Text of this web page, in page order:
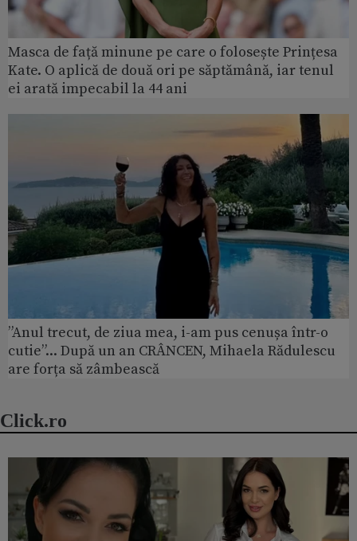
Masca de față minune pe care o folosește Prințesa
Kate. O aplică de două ori pe săptămână, iar tenul
ei arată impecabil la 44 ani
”Anul trecut, de ziua mea, i-am pus cenușa într-o
cutie”... După un an CRÂNCEN, Mihaela Rădulescu
are forța să zâmbească
Click.ro